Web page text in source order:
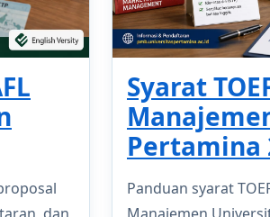
Syarat
Pertamina
Panduan syarat